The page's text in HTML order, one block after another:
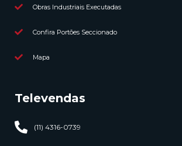
Obras Industriais Executadas
Confira Portões Seccionado
Mapa
Televendas
(11) 4316-0739